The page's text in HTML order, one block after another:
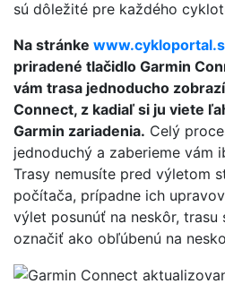
sú dôležité pre každého
Na stránke
priradené tlačidlo Garmin
vám trasa jednoducho
Connect, z kadiaľ si ju viete
Garmin zariadenia. Celý
jednoduchý a zaberieme vám
Trasy nemusíte pred výletom
počítača, prípadne ich
výlet posunúť na neskôr, trasu
označiť ako obľúbenú na